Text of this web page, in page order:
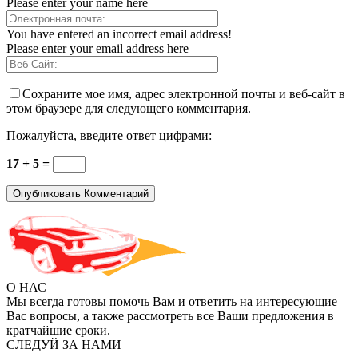
You have entered an incorrect email address!
Please enter your email address here
Сохраните мое имя, адрес электронной почты и веб-сайт в
этом браузере для следующего комментария.
Пожалуйста, введите ответ цифрами:
17 + 5 =
О НАС
Мы всегда готовы помочь Вам и ответить на интересующие
Вас вопросы, а также рассмотреть все Ваши предложения в
кратчайшие сроки.
СЛЕДУЙ ЗА НАМИ